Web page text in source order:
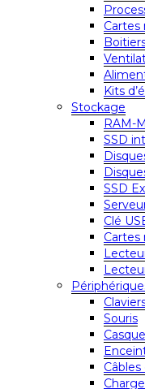
Cartes
Kits
Stockage
RAM-
SSD
SSD
Clé
Souris